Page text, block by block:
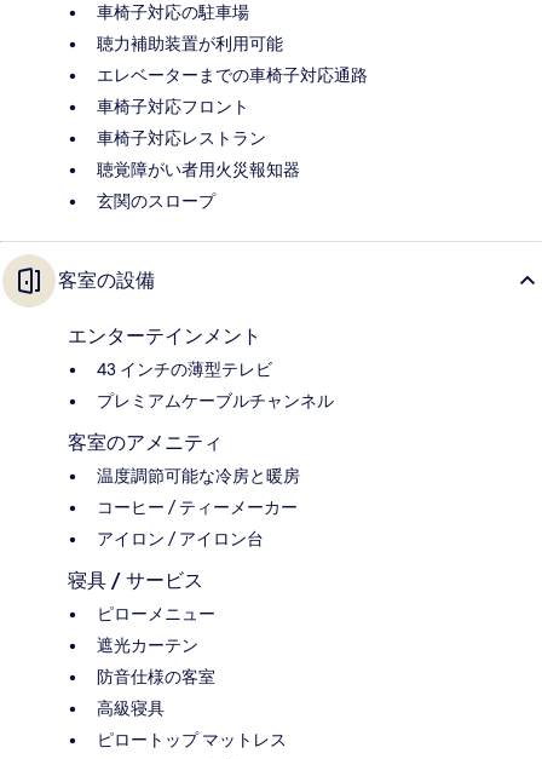
車椅子対応の駐車場
聴力補助装置が利用可能
エレベーターまでの車椅子対応通路
車椅子対応フロント
車椅子対応レストラン
聴覚障がい者用火災報知器
玄関のスロープ
客室の設備
エンターテインメント
43 インチの薄型テレビ
プレミアムケーブルチャンネル
客室のアメニティ
温度調節可能な冷房と暖房
コーヒー / ティーメーカー
アイロン / アイロン台
寝具 / サービス
ピローメニュー
遮光カーテン
防音仕様の客室
高級寝具
ピロートップ マットレス